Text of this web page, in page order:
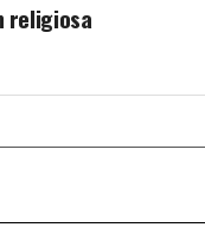
religiosa